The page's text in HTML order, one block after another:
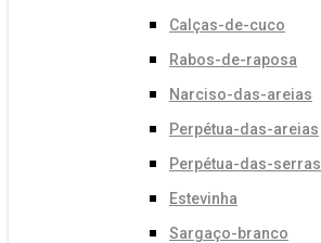
Calças-de-cuco
Rabos-de-raposa
Narciso-das-areias
Perpétua-das-areias
Perpétua-das-serras
Estevinha
Sargaço-branco